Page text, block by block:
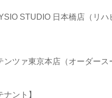
STUDIO 日本橋店（リ
ンツァ東京本店（オーダース
ナント】